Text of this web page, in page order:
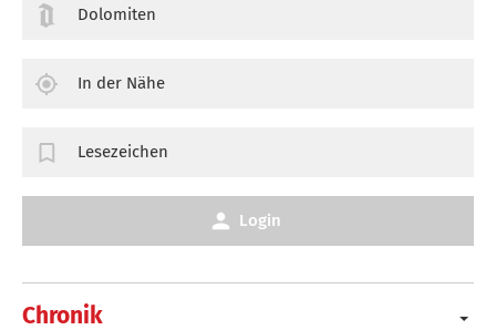
Chronik
Dolomiten
In der Nähe
Lesezeichen
Login